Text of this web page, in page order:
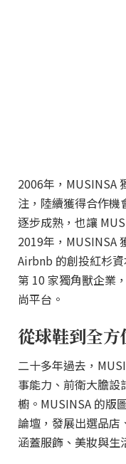
2006年，MUSINSA
注，陸續獲得合作
逐步成熟，也讓
2019年，MUSINSA
Airbnb 的創投紅杉
第 10 家獨角獸企業
尚平台。
從球鞋到全
二十多年過去，
事能力、前衛大膽設
櫥。MUSINSA 的版
論壇，發展出選品
涵蓋服飾、美妝與生